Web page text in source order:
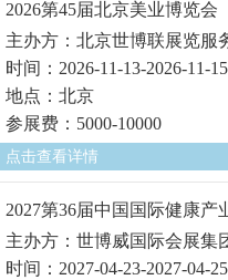
2026第45届北京美业博览会
主办方：北京世博联展览服
时间：2026-11-13-2026-11-15
地点：北京
参展费：5000-10000
点击查看详情
2027第36届中国国际健康产
主办方：世博威国际会展集
时间：2027-04-23-2027-04-25